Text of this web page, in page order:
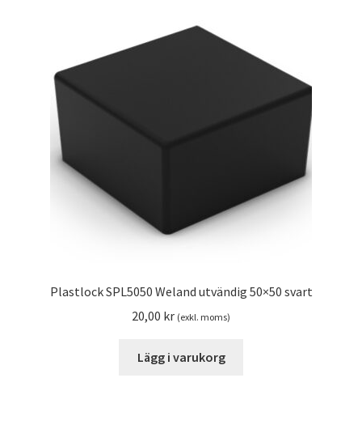
Plastlock SPL5050 Weland utvändig 50×50 svart
20,00 kr (exkl. moms)
Lägg i varukorg